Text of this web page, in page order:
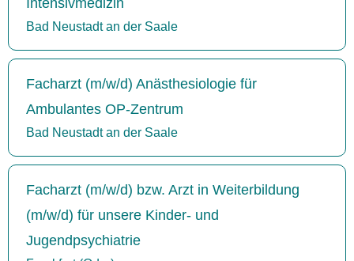
Bad Neustadt an der Saale
Facharzt (m/w/d) Anästhesiologie für
Ambulantes OP-Zentrum
Bad Neustadt an der Saale
Facharzt (m/w/d) bzw. Arzt in Weiterbildung
(m/w/d) für unsere Kinder- und
Jugendpsychiatrie